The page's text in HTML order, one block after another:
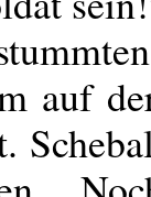
auf